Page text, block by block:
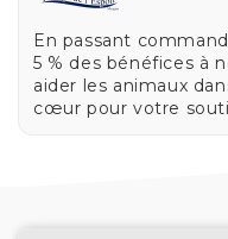
En passant
5 % des bénéfices à
aider les animaux
cœur pour votre